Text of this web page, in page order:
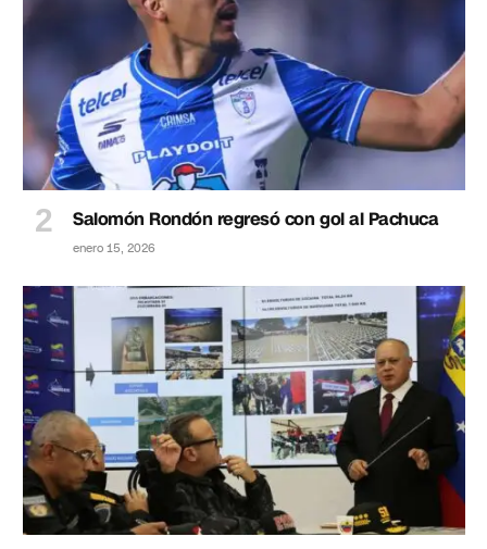
Salomón Rondón regresó con gol al Pachuca
enero 15, 2026